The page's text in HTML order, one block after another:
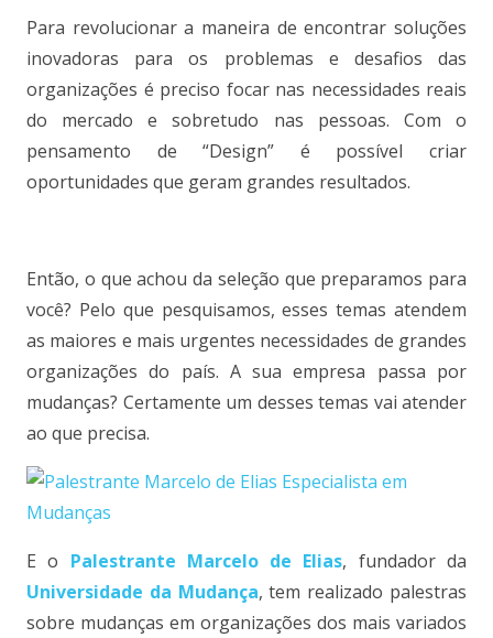
Para revolucionar a maneira de encontrar soluções
inovadoras para os problemas e desafios das
organizações é preciso focar nas necessidades reais
do mercado e sobretudo nas pessoas. Com o
pensamento de “Design” é possível criar
oportunidades que geram grandes resultados.
Então, o que achou da seleção que preparamos para
você? Pelo que pesquisamos, esses temas atendem
as maiores e mais urgentes necessidades de grandes
organizações do país. A sua empresa passa por
mudanças? Certamente um desses temas vai atender
ao que precisa.
E o Palestrante Marcelo de Elias, fundador da
Universidade da Mudança, tem realizado palestras
sobre mudanças em organizações dos mais variados